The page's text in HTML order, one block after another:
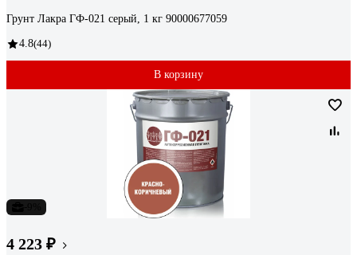
Грунт Лакра ГФ-021 серый, 1 кг 90000677059
4.8(44)
В корзину
4 223 ₽